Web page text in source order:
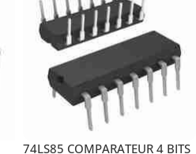
74LS85 COMPARATEUR 4 BITS